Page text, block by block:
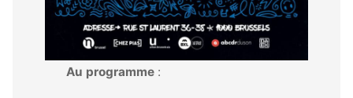
Au programme :